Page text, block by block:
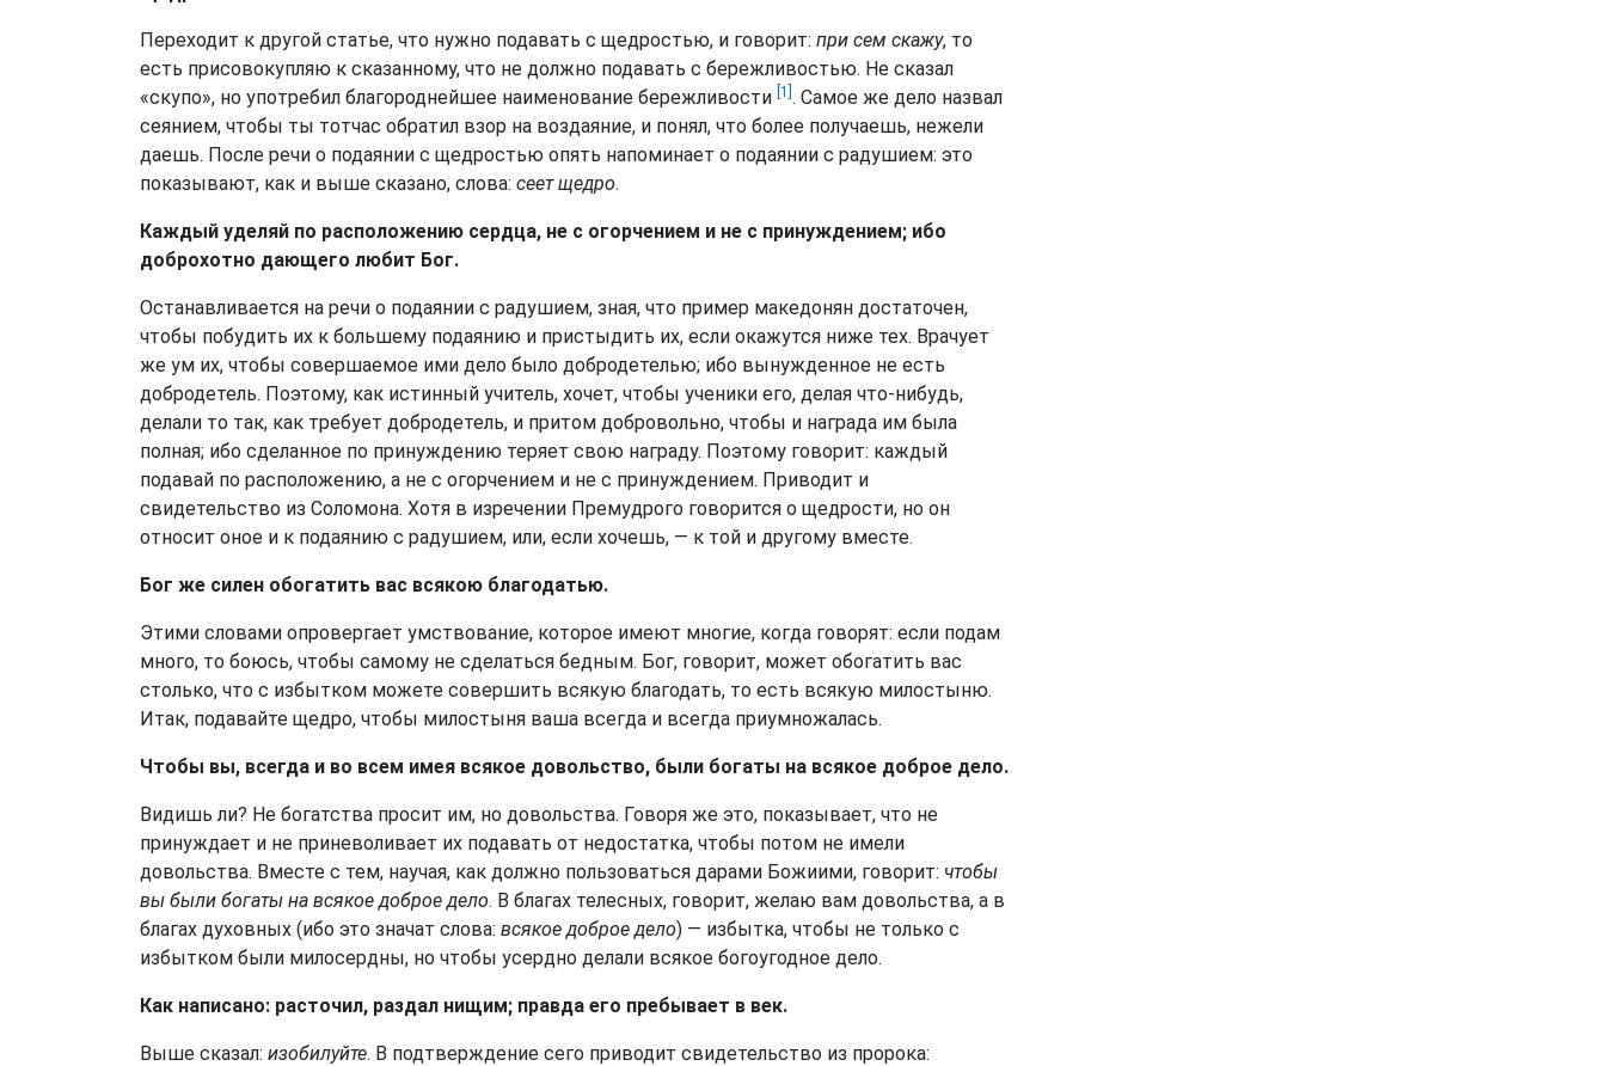
Переходит к другой статье, что нужно подавать с щедростью, и говорит: при сем скажу, то
есть присовокупляю к сказанному, что не должно подавать с бережливостью. Не сказал
«скупо», но употребил благороднейшее наименование бережливости [1] . Самое же дело назвал
сеянием, чтобы ты тотчас обратил взор на воздаяние, и понял, что более получаешь, нежели
даешь. После речи о подаянии с щедростью опять напоминает о подаянии с радушием: это
показывают, как и выше сказано, слова: сеет щедро.
Каждый уделяй по расположению сердца, не с огорчением и не с принуждением; ибо
доброхотно дающего любит Бог.
Останавливается на речи о подаянии с радушием, зная, что пример македонян достаточен,
чтобы побудить их к большему подаянию и пристыдить их, если окажутся ниже тех. Врачует
же ум их, чтобы совершаемое ими дело было добродетелью; ибо вынужденное не есть
добродетель. Поэтому, как истинный учитель, хочет, чтобы ученики его, делая что-нибудь,
делали то так, как требует добродетель, и притом добровольно, чтобы и награда им была
полная; ибо сделанное по принуждению теряет свою награду. Поэтому говорит: каждый
подавай по расположению, а не с огорчением и не с принуждением. Приводит и
свидетельство из Соломона. Хотя в изречении Премудрого говорится о щедрости, но он
относит оное и к подаянию с радушием, или, если хочешь, — к той и другому вместе.
Бог же силен обогатить вас всякою благодатью.
Этими словами опровергает умствование, которое имеют многие, когда говорят: если подам
много, то боюсь, чтобы самому не сделаться бедным. Бог, говорит, может обогатить вас
столько, что с избытком можете совершить всякую благодать, то есть всякую милостыню.
Итак, подавайте щедро, чтобы милостыня ваша всегда и всегда приумножалась.
Чтобы вы, всегда и во всем имея всякое довольство, были богаты на всякое доброе дело.
Видишь ли? Не богатства просит им, но довольства. Говоря же это, показывает, что не
принуждает и не приневоливает их подавать от недостатка, чтобы потом не имели
довольства. Вместе с тем, научая, как должно пользоваться дарами Божиими, говорит: чтобы
вы были богаты на всякое доброе дело. В благах телесных, говорит, желаю вам довольства, а в
благах духовных (ибо это значат слова: всякое доброе дело) — избытка, чтобы не только с
избытком были милосердны, но чтобы усердно делали всякое богоугодное дело.
Как написано: расточил, раздал нищим; правда его пребывает в век.
Выше сказал: изобилуйте. В подтверждение сего приводит свидетельство из пророка: